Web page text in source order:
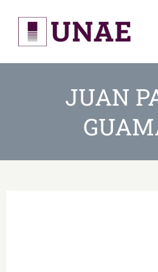
content
JUAN